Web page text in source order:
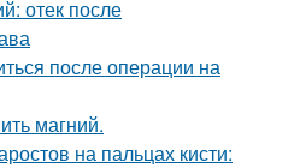
отек после
после операции на
магний.
на пальцах кисти: